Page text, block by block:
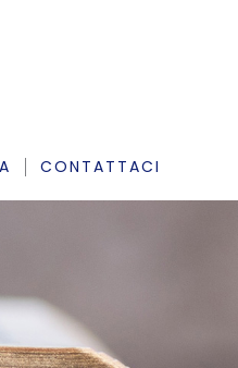
CONTATTACI